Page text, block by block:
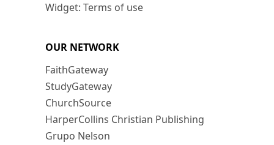
Widget: Terms of use
OUR NETWORK
FaithGateway
StudyGateway
ChurchSource
HarperCollins Christian Publishing
Grupo Nelson